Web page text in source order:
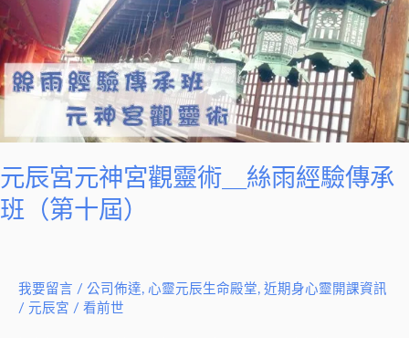
元辰宮元神宮觀靈術＿絲雨經驗傳承
班（第十屆）
我要留言 / 公司佈達, 心靈元辰生命殿堂, 近期身心靈開課資訊
/ 元辰宮 / 看前世
元
神
宮
觀
術
絲
雨